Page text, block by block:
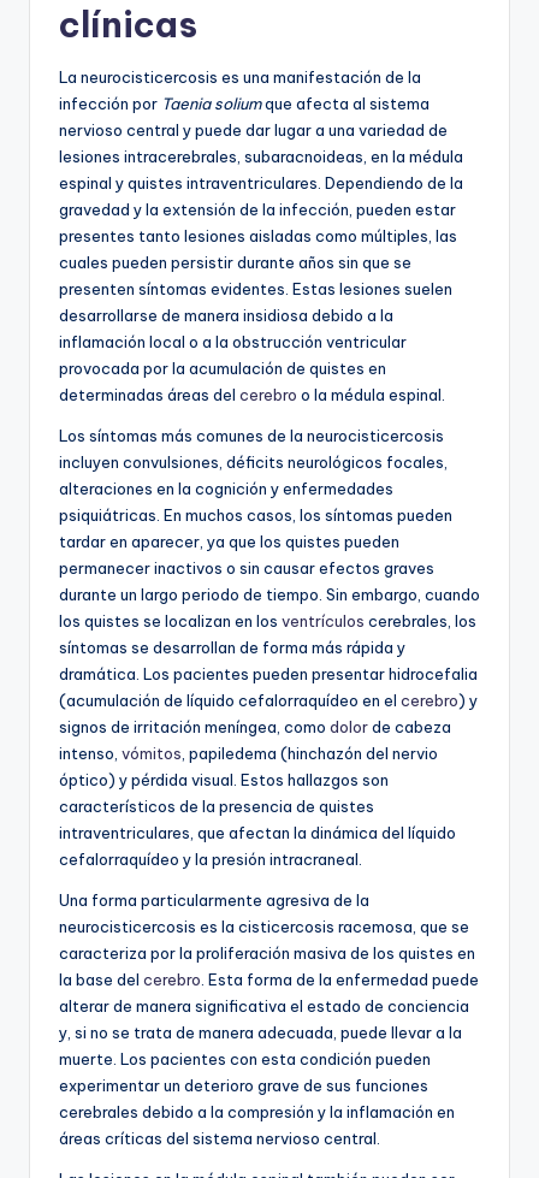
clínicas
La neurocisticercosis es una manifestación de la
infección por Taenia soliumque afecta al sistema
nervioso central y puede dar lugar a una variedad de
lesiones intracerebrales, subaracnoideas, en la médula
espinal y quistes intraventriculares. Dependiendo de la
gravedad y la extensión de la infección, pueden estar
presentes tanto lesiones aisladas como múltiples, las
cuales pueden persistir durante años sin que se
presenten síntomas evidentes. Estas lesiones suelen
desarrollarse de manera insidiosa debido a la
inflamación local o a la obstrucción ventricular
provocada por la acumulación de quistes en
determinadas áreas del cerebro o la médula espinal.
Los síntomas más comunes de la neurocisticercosis
incluyen convulsiones, déficits neurológicos focales,
alteraciones en la cognición y enfermedades
psiquiátricas. En muchos casos, los síntomas pueden
tardar en aparecer, ya que los quistes pueden
permanecer inactivos o sin causar efectos graves
durante un largo periodo de tiempo. Sin embargo, cuando
los quistes se localizan en los ventrículos cerebrales, los
síntomas se desarrollan de forma más rápida y
dramática. Los pacientes pueden presentar hidrocefalia
(acumulación de líquido cefalorraquídeo en el cerebro) y
signos de irritación meníngea, como dolorde cabeza
intenso, vómitos , papiledema (hinchazón del nervio
óptico) y pérdida visual. Estos hallazgos son
característicos de la presencia de quistes
intraventriculares, que afectan la dinámica del líquido
cefalorraquídeo y la presión intracraneal.
Una forma particularmente agresiva de la
neurocisticercosis es la cisticercosis racemosa, que se
caracteriza por la proliferación masiva de los quistes en
la base del cerebro . Esta forma de la enfermedad puede
alterar de manera significativa el estado de conciencia
y, si no se trata de manera adecuada, puede llevar a la
muerte. Los pacientes con esta condición pueden
experimentar un deterioro grave de sus funciones
cerebrales debido a la compresión y la inflamación en
áreas críticas del sistema nervioso central.